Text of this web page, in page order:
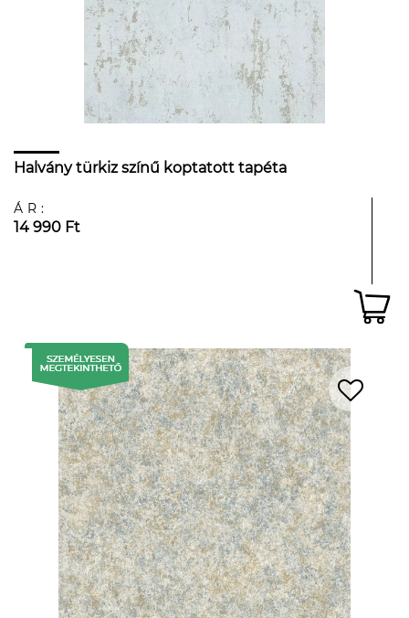
Halvány türkiz színű koptatott tapéta
ÁR:
14 990 Ft